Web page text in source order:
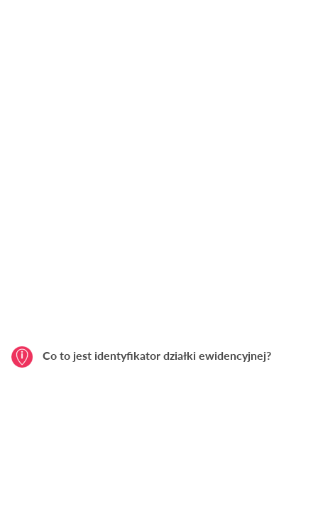
Co to jest identyfikator działki ewidencyjnej?